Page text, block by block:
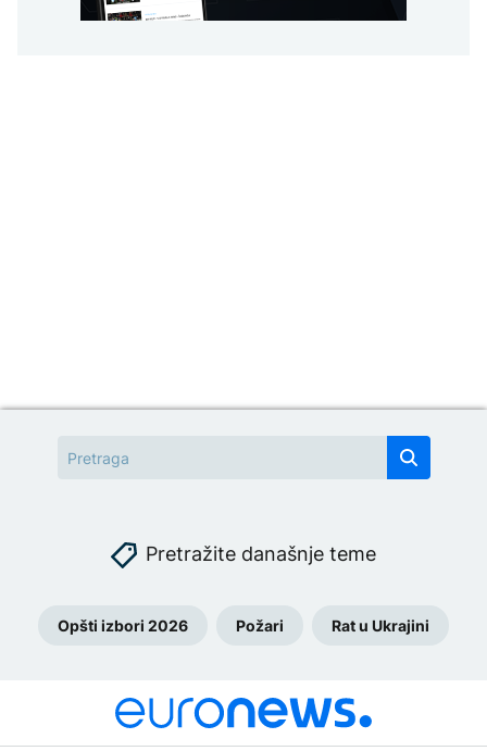
Pretražite današnje teme
Opšti izbori 2026 Požari Rat u Ukrajini